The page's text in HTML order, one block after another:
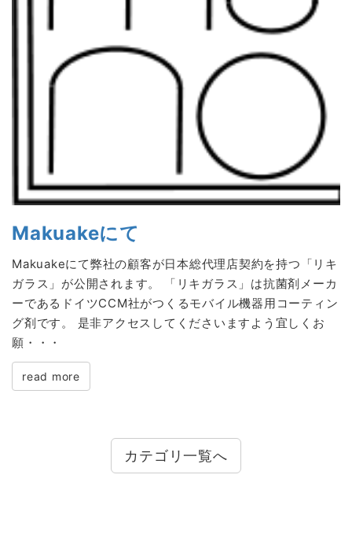
Makuakeにて
Makuakeにて弊社の顧客が日本総代理店契約を持つ「リキ
ガラス」が公開されます。 「リキガラス」は抗菌剤メーカ
ーであるドイツCCM社がつくるモバイル機器用コーティン
グ剤です。 是非アクセスしてくださいますよう宜しくお
願・・・
read more
カテゴリ一覧へ